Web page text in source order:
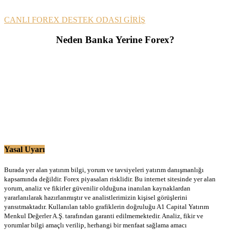
CANLI FOREX DESTEK ODASI GİRİŞ
Neden Banka Yerine Forex?
Yasal Uyarı
Burada yer alan yatırım bilgi, yorum ve tavsiyeleri yatırım danışmanlığı
kapsamında değildir. Forex piyasaları risklidir. Bu internet sitesinde yer alan
yorum, analiz ve fikirler güvenilir olduğuna inanılan kaynaklardan
yararlanılarak hazırlanmıştır ve analistlerimizin kişisel görüşlerini
yansıtmaktadır. Kullanılan tablo grafiklerin doğruluğu A1 Capital Yatırım
Menkul Değerler A.Ş. tarafından garanti edilmemektedir. Analiz, fikir ve
yorumlar bilgi amaçlı verilip, herhangi bir menfaat sağlama amacı